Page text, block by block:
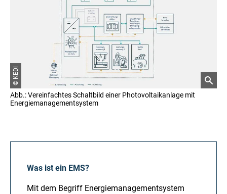
© KEDi
Abb.: Vereinfachtes Schaltbild einer Photovoltaikanlage mit
Energiemanagementsystem
Was ist ein EMS?
Mit dem Begriff Energiemanagementsystem